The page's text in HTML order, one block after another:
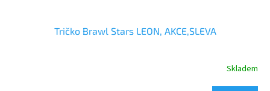
Tričko Brawl Stars LEON, AKCE,SLEVA
Skladem